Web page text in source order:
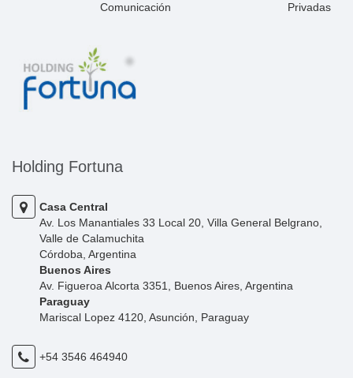
Comunicación
Privadas
Holding Fortuna
Casa Central
Av. Los Manantiales 33 Local 20, Villa General Belgrano,
Valle de Calamuchita
Córdoba, Argentina
Buenos Aires
Av. Figueroa Alcorta 3351, Buenos Aires, Argentina
Paraguay
Mariscal Lopez 4120, Asunción, Paraguay
+54 3546 464940